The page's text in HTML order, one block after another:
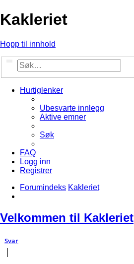
Kakleriet
Hopp til innhold
Avansert søk
Hurtiglenker
Ubesvarte innlegg
Aktive emner
Søk
FAQ
Logg inn
Registrer
Forumindeks Kakleriet
Velkommen til Kakleriet
Svar